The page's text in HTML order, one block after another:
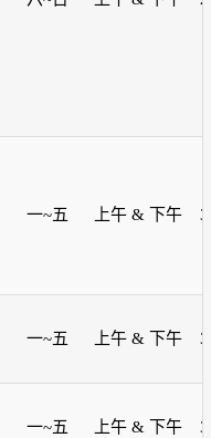
一~五 上午 & 下午
一~五 上午 & 下午
一~五 上午 & 下午